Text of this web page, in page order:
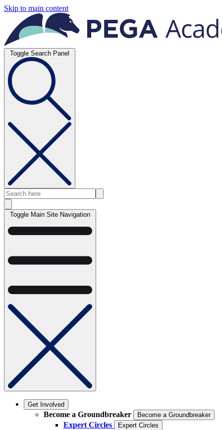
Skip to main content
Toggle Search Panel
Toggle Main Site Navigation
Get Involved
Become a Groundbreaker Become a Groundbreaker
Expert Circles Expert Circles